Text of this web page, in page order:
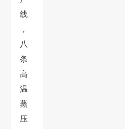
线
，
八
条
高
温
蒸
压